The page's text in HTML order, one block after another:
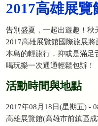
2017高雄展
告別盛夏，一起出遊趣！秋
2017高雄展覽館國際旅展
本島的輕旅行，抑或是滿足
喝玩樂一次通通輕鬆包辦！
活動時間與地點
2017年08月18日(星期五) -
高雄展覽館(高雄市前鎮區